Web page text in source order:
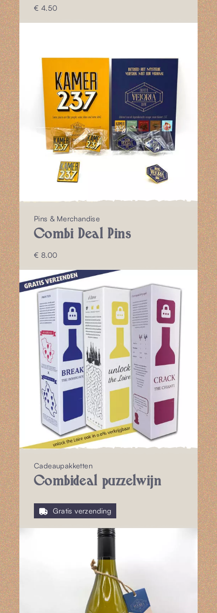
€ 4.50
Pins & Merchandise
Combi Deal Pins
€ 8.00
Cadeaupakketten
Combideal puzzelwijn
Gratis verzending